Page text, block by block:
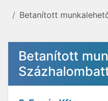
Betanított
Betanított